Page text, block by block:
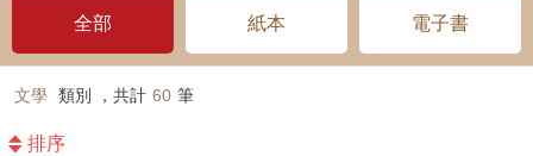
全部 紙本 電子書
文學 類別 ，共計 60 筆
排序